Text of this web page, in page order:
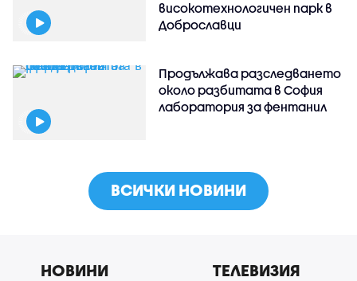
високотехнологичен парк в
Доброславци
Продължава разследването
около разбитата в София
лаборатория за фентанил
ВСИЧКИ НОВИНИ
НОВИНИ ТЕЛЕВИЗИЯ